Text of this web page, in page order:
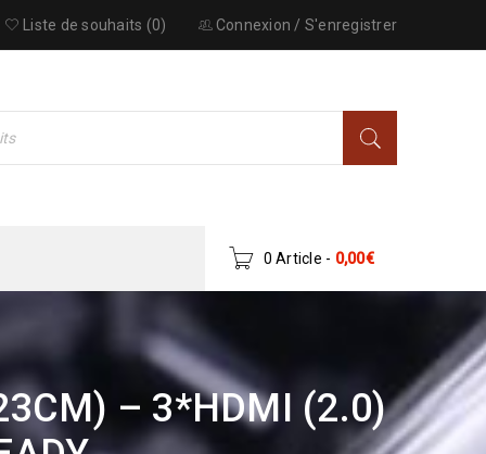
Connexion / S'enregistrer
Liste de souhaits (0)
0 Article - 0,00€
– 3*HDMI (2.0)